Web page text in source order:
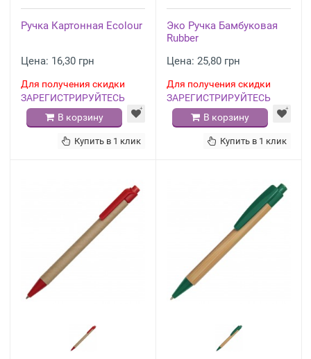
Ручка Картонная Ecolour
Цена: 16,30 грн
Для получения скидки
ЗАРЕГИСТРИРУЙТЕСЬ
В корзину
Купить в 1 клик
Эко Ручка Бамбуковая
Rubber
Цена: 25,80 грн
Для получения скидки
ЗАРЕГИСТРИРУЙТЕСЬ
В корзину
Купить в 1 клик